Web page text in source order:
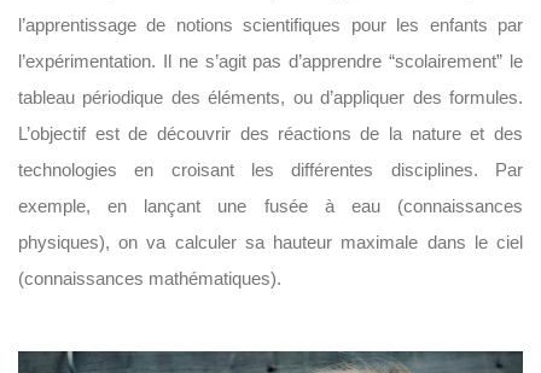
l’apprentissage de notions scientifiques pour les enfants par
l’expérimentation. Il ne s’agit pas d’apprendre “scolairement” le
tableau périodique des éléments, ou d’appliquer des formules.
L’objectif est de découvrir des réactions de la nature et des
technologies en croisant les différentes disciplines. Par
exemple, en lançant une fusée à eau (connaissances
physiques), on va calculer sa hauteur maximale dans le ciel
(connaissances mathématiques).